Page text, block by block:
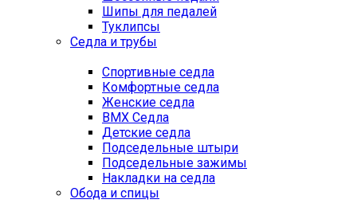
Шипы для педалей
Туклипсы
Седла и трубы
Спортивные седла
Комфортные седла
Женские седла
BMX Седла
Детские седла
Подседельные штыри
Подседельные зажимы
Накладки на седла
Обода и спицы